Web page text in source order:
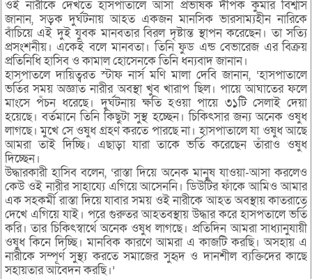
ওই নারীকে দেখতে হাসপাতালে আসা প্রভাষক দীপক কুমার বিশ্বাস
জানান, সড়ক দুর্ঘটনায় আহত একজন মানসিক ভারসাম্যহীন নারিকে
বাঁচিয়ে এই দুই যুবক মানবতার বিরল দৃষ্টান্ত স্থাপন করেছেন। তা সত্যি
প্রসংশনীয়। একেই বলে মানবতা। তিনি ফুড এন্ড বেভারেজ এর বিক্রয়
প্রতিনিধি হাসিব ও কামাল হোসেনকে তিনি ধন্যবাদ জানান।
হাসপাতলে দায়িত্বরত স্টাফ নার্স মণি মালা দেবি জানান, ‘হাসপাতালে
ভর্তির সময় অজ্ঞাত নারীর অবস্থা খুব খারাপ ছিল। পায়ে আঘাতের ফলে
মাংসে পঁচন ধরেছে। দুর্ঘটনায় ক্ষতি হওয়া পায়ে ৩১টি সেলাই দেয়া
হয়েছে। বর্তমানে তিনি কিছুটা সুস্থ হচ্ছেন। চিকিৎসার জন্য অনেক ওষুধ
লাগছে। মুখে সে ওষুধ গ্রহণ করতে পারছে না। হাসপাতালে যা ওষুধ আছে
আমরা তাই দিচ্ছি। এছাড়া যারা তাকে ভর্তি করেছেন তাঁরাও ওষুধ
দিচ্ছেন।
উদ্ধারকারী হাসিব বলেন, ‘রাস্তা দিয়ে অনেক মানুষ যাওয়া-আসা করলেও
কেউ ওই নারীর সাহায্যে এগিয়ে আসেননি। ডিউটির ফাঁকে আমিও আমার
এক সহকর্মী রাস্তা দিয়ে যাবার সময় ওই নারীকে আহত অবস্থায় কাতরাতে
দেখে এগিয়ে যাই। পরে গুরুতর আহতবস্থায় উদ্ধার করে হাসপতালে ভর্তি
করি। তার চিকিৎস্বার্থে অনেক ওষুধ লাগছে। প্রতিদিন আমরা সাধ্যানুযায়ী
ওষুধ কিনে দিচ্ছি। মানবিক কারণে আমরা এ কাজটি করছি। অসহায় এ
নারীকে সম্পূর্ণ সুস্থ্য করতে সমাজের সুহৃদ ও দানশীল ব্যক্তিদের কাছে
সহায়তার আবেদন করছি।’